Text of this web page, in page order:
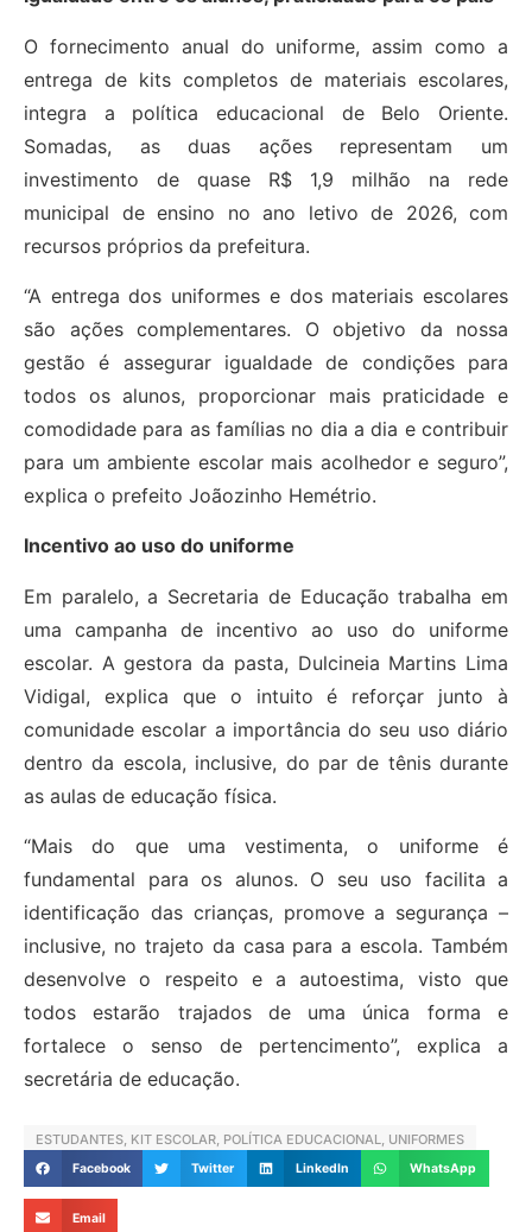
O fornecimento anual do uniforme, assim como a
entrega de kits completos de materiais escolares,
integra a política educacional de Belo Oriente.
Somadas, as duas ações representam um
investimento de quase R$ 1,9 milhão na rede
municipal de ensino no ano letivo de 2026, com
recursos próprios da prefeitura.
“A entrega dos uniformes e dos materiais escolares
são ações complementares. O objetivo da nossa
gestão é assegurar igualdade de condições para
todos os alunos, proporcionar mais praticidade e
comodidade para as famílias no dia a dia e contribuir
para um ambiente escolar mais acolhedor e seguro”,
explica o prefeito Joãozinho Hemétrio.
Incentivo ao uso do uniforme
Em paralelo, a Secretaria de Educação trabalha em
uma campanha de incentivo ao uso do uniforme
escolar. A gestora da pasta, Dulcineia Martins Lima
Vidigal, explica que o intuito é reforçar junto à
comunidade escolar a importância do seu uso diário
dentro da escola, inclusive, do par de tênis durante
as aulas de educação física.
“Mais do que uma vestimenta, o uniforme é
fundamental para os alunos. O seu uso facilita a
identificação das crianças, promove a segurança –
inclusive, no trajeto da casa para a escola. Também
desenvolve o respeito e a autoestima, visto que
todos estarão trajados de uma única forma e
fortalece o senso de pertencimento”, explica a
secretária de educação.
ESTUDANTES KIT ESCOLAR POLÍTICA EDUCACIONAL UNIFORMES
Facebook Twitter LinkedIn WhatsApp
Email